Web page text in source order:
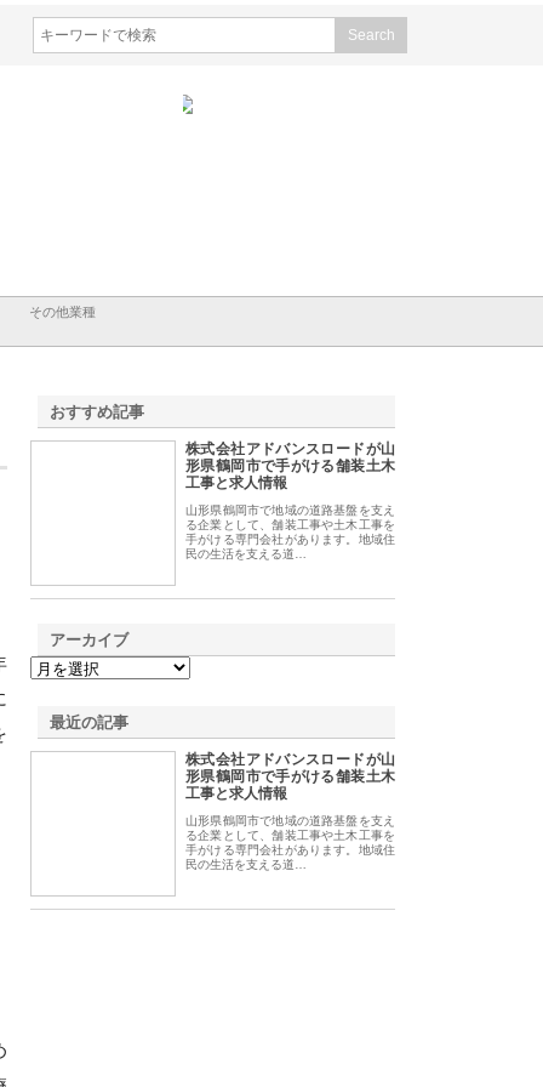
その他業種
おすすめ記事
株式会社アドバンスロードが山
形県鶴岡市で手がける舗装土木
工事と求人情報
山形県鶴岡市で地域の道路基盤を支え
る企業として、舗装工事や土木工事を
手がける専門会社があります。地域住
民の生活を支える道…
アーカイブ
最近の記事
株式会社アドバンスロードが山
形県鶴岡市で手がける舗装土木
工事と求人情報
山形県鶴岡市で地域の道路基盤を支え
る企業として、舗装工事や土木工事を
手がける専門会社があります。地域住
民の生活を支える道…